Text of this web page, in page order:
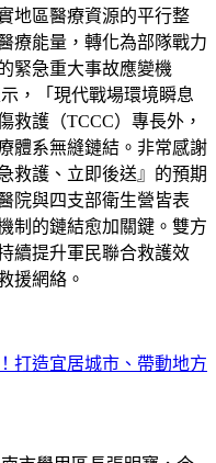
地區醫療資源的平行整
療能量，轉化為部隊戰力
緊急重大事故應變機
，「現代戰場環境瞬息
救護（TCCC）專長外，
體系無縫鏈結。非常感謝
救護、立即後送』的預期
院與四支部衛生營皆表
制的鏈結愈加關鍵。雙方
續提升軍民聯合救護效
援網絡。
打造宜居城市、帶動地方